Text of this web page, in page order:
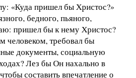
«Куда пришел бы Христос?»
бедного, пьяного,
пришел бы к нему Христос?
человеком, требовал бы
документы, социальную
Лез бы Он нахально в
составить впечатление о